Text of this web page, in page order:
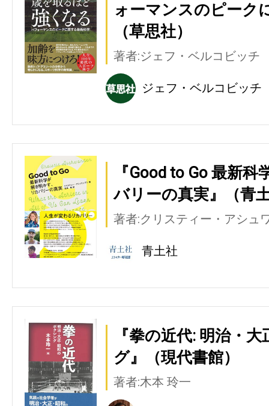
ォーマンスのピーク
（草思社）
著者:ジェフ・ベルコビッチ
ジェフ・ベルコビッチ
『Good to Go 最新
バリーの真実』（青
著者:クリスティー・アシュ
青土社
『拳の近代: 明治・
グ』（現代書館）
著者:木本 玲一